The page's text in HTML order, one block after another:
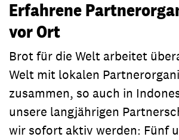
Erfahrene
vor Ort
Brot für die Welt arbeitet
Welt mit lokalen
zusammen, so auch in
unsere langjährigen
wir sofort aktiv werden: Fünf